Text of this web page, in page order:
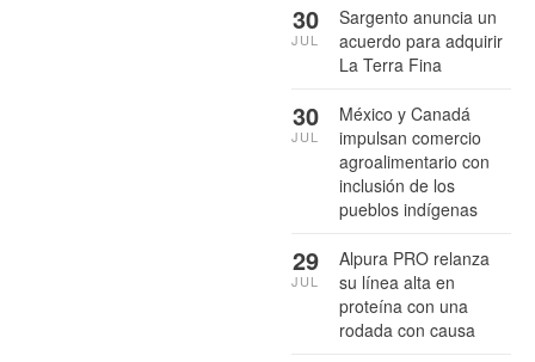
Sargento anuncia un
acuerdo para adquirir
La Terra Fina
30
JUL
México y Canadá
impulsan comercio
agroalimentario con
inclusión de los
pueblos indígenas
30
JUL
Alpura PRO relanza
su línea alta en
proteína con una
rodada con causa
29
JUL